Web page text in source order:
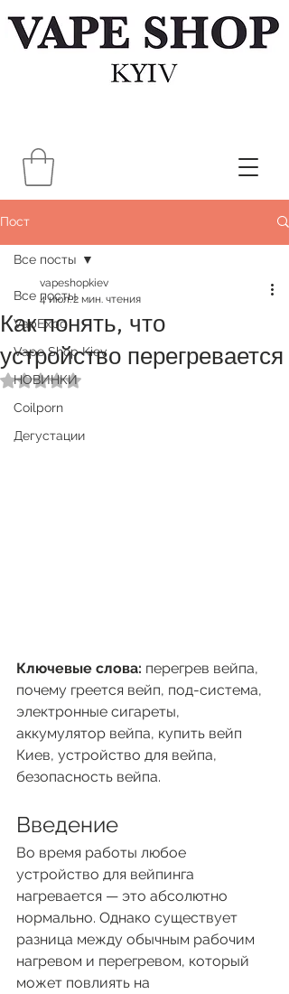
Пост
Все посты
VapExpo
Vape Shop Kiev
НОВИНКИ
Coilporn
Дегустации
Все посты
Как понять, что
устройство перегревается
vapeshopkiev
4 июл.2 мин. чтения
Оценка: не число из 5 звезд.
Ключевые слова: перегрев вейпа,
почему греется вейп, под-система,
электронные сигареты,
аккумулятор вейпа, купить вейп
Киев, устройство для вейпа,
безопасность вейпа.
Введение
Во время работы любое
устройство для вейпинга
нагревается — это абсолютно
нормально. Однако существует
разница между обычным рабочим
нагревом и перегревом, который
может повлиять на